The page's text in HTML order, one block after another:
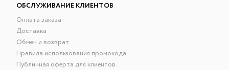
ОБСЛУЖИВАНИЕ КЛИЕНТОВ
Оплата заказа
Доставка
Обмен и возврат
Правила использования промокода
Публичная оферта для клиентов